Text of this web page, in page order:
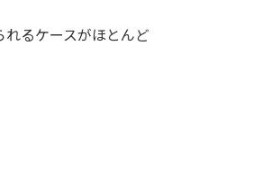
るケースがほとんど